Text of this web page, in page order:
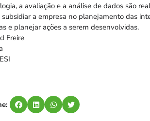
a avaliação e a análise de dados são
a empresa no planejamento das
e planejar ações a serem desenvolvidas.
Freire